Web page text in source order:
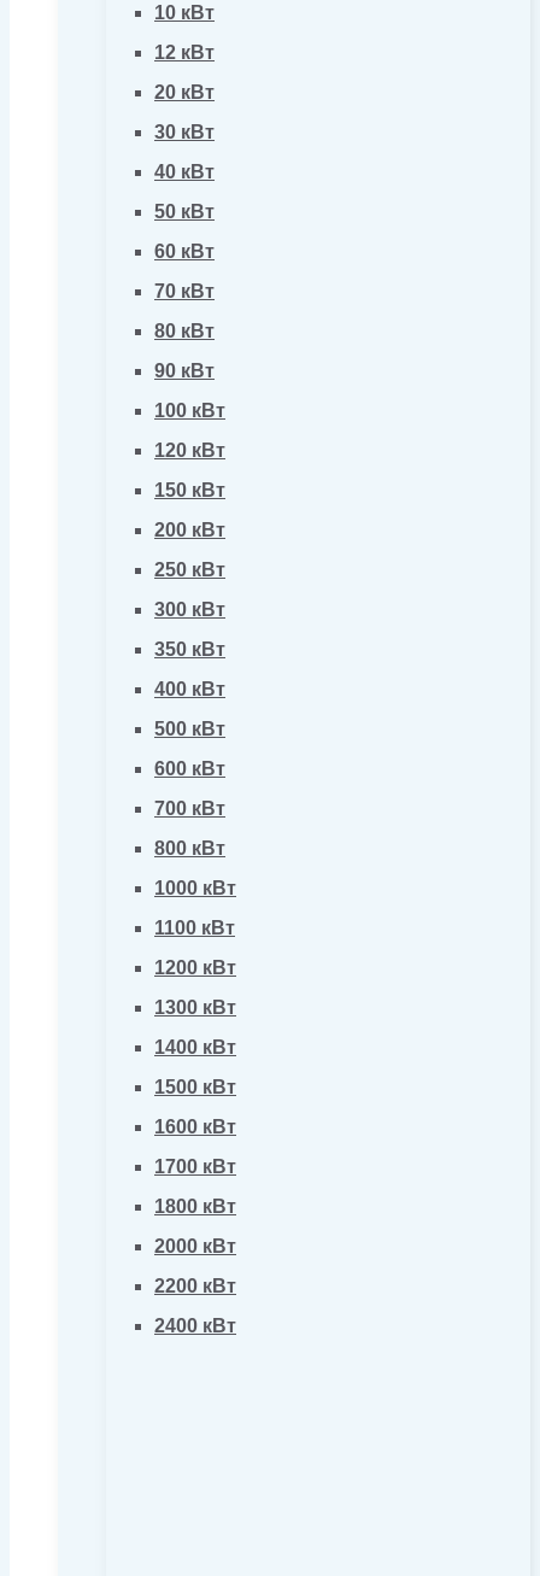
10 кВт
12 кВт
20 кВт
30 кВт
40 кВт
50 кВт
60 кВт
70 кВт
80 кВт
90 кВт
100 кВт
120 кВт
150 кВт
200 кВт
250 кВт
300 кВт
350 кВт
400 кВт
500 кВт
600 кВт
700 кВт
800 кВт
1000 кВт
1100 кВт
1200 кВт
1300 кВт
1400 кВт
1500 кВт
1600 кВт
1700 кВт
1800 кВт
2000 кВт
2200 кВт
2400 кВт